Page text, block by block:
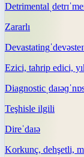
Detrimental
Zararlı
Devastating
Ezici, tahrip edici,
Diagnostic
Teşhisle ilgili
Direˈdaɪə
Korkunç, dehşetli,